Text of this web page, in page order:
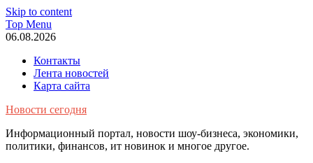
Skip to content
Top Menu
06.08.2026
Контакты
Лента новостей
Карта сайта
Новости сегодня
Информационный портал, новости шоу-бизнеса, экономики,
политики, финансов, ит новинок и многое другое.